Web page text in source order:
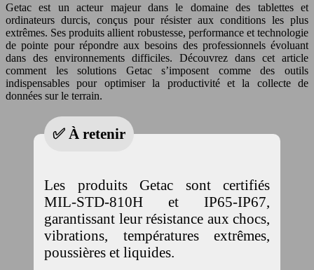
Getac est un acteur majeur dans le domaine des tablettes et
ordinateurs durcis, conçus pour résister aux conditions les plus
extrêmes. Ses produits allient robustesse, performance et technologie
de pointe pour répondre aux besoins des professionnels évoluant
dans des environnements difficiles. Découvrez dans cet article
comment les solutions Getac s’imposent comme des outils
indispensables pour optimiser la productivité et la collecte de
données sur le terrain.
✅ À retenir
Les produits Getac sont certifiés
MIL-STD-810H et IP65-IP67,
garantissant leur résistance aux chocs,
vibrations, températures extrêmes,
poussières et liquides.